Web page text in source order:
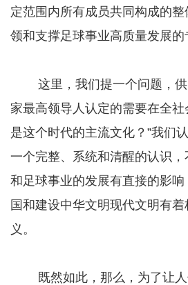
定范围内所有成员共同构成的整
领和支撑足球事业高质量发展的
这里，我们提一个问题，供
家最高领导人认定的需要在全
是这个时代的主流文化？”我们
一个完整、系统和清醒的认识
和足球事业的发展有直接的影
国和建设中华文明现代文明有
义。
既然如此，那么，为了让人